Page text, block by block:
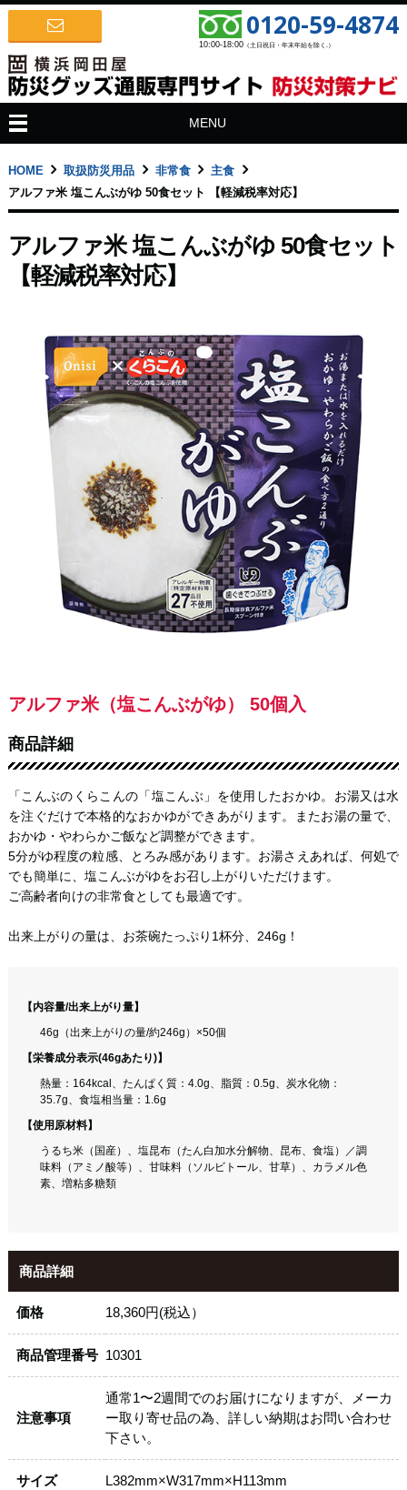
0120-59-4874
10:00-18:00 （土日祝日・年末年始を除く.）
MENU
HOME 取扱防災用品 非常食
主食
アルファ米 塩こんぶがゆ 50食セット 【軽減税率対応】
アルファ米 塩こんぶがゆ 50食セット
【軽減税率対応】
アルファ米（塩こんぶがゆ） 50個入
商品詳細
「こんぶのくらこんの「塩こんぶ」を使用したおかゆ。お湯又は水
を注ぐだけで本格的なおかゆができあがります。またお湯の量で、
おかゆ・やわらかご飯など調整ができます。
5分がゆ程度の粒感、とろみ感があります。お湯さえあれば、何処で
でも簡単に、塩こんぶがゆをお召し上がりいただけます。
ご高齢者向けの非常食としても最適です。
出来上がりの量は、お茶碗たっぷり1杯分、246g！
【内容量/出来上がり量】
46g（出来上がりの量/約246g）×50個
【栄養成分表示(46gあたり)】
熱量：164kcal、たんぱく質：4.0g、脂質：0.5g、炭水化物：
35.7g、食塩相当量：1.6g
【使用原材料】
うるち米（国産）、塩昆布（たん白加水分解物、昆布、食塩）／調
味料（アミノ酸等）、甘味料（ソルビトール、甘草）、カラメル色
素、増粘多糖類
商品詳細
価格 18,360円(税込）
商品管理番号 10301
注意事項
通常1〜2週間でのお届けになりますが、メーカ
ー取り寄せ品の為、詳しい納期はお問い合わせ
下さい。
サイズ L382mm×W317mm×H113mm